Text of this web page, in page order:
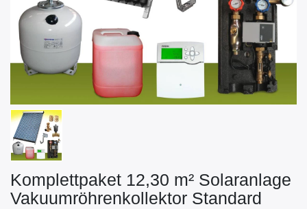
Komplettpaket 12,30 m² Solaranlage
Vakuumröhrenkollektor Standard